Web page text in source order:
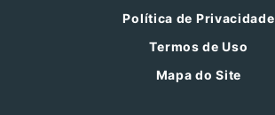
Política de Privacidade
Termos de Uso
Mapa do Site